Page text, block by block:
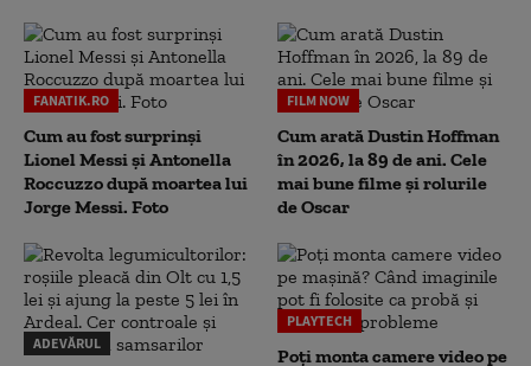
FANATIK.RO
Cum au fost surprinși
Lionel Messi și Antonella
Roccuzzo după moartea lui
Jorge Messi. Foto
FILM NOW
Cum arată Dustin Hoffman
în 2026, la 89 de ani. Cele
mai bune filme și rolurile
de Oscar
ADEVĂRUL
PLAYTECH
Poți monta camere video pe